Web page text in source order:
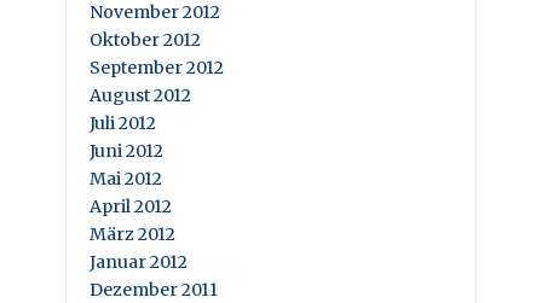
November 2012
Oktober 2012
September 2012
August 2012
Juli 2012
Juni 2012
Mai 2012
April 2012
März 2012
Januar 2012
Dezember 2011